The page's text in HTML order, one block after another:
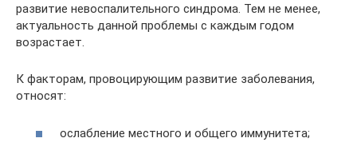
развитие невоспалительного синдрома. Тем не менее,
актуальность данной проблемы с каждым годом
возрастает.
К факторам, провоцирующим развитие заболевания,
относят:
ослабление местного и общего иммунитета;